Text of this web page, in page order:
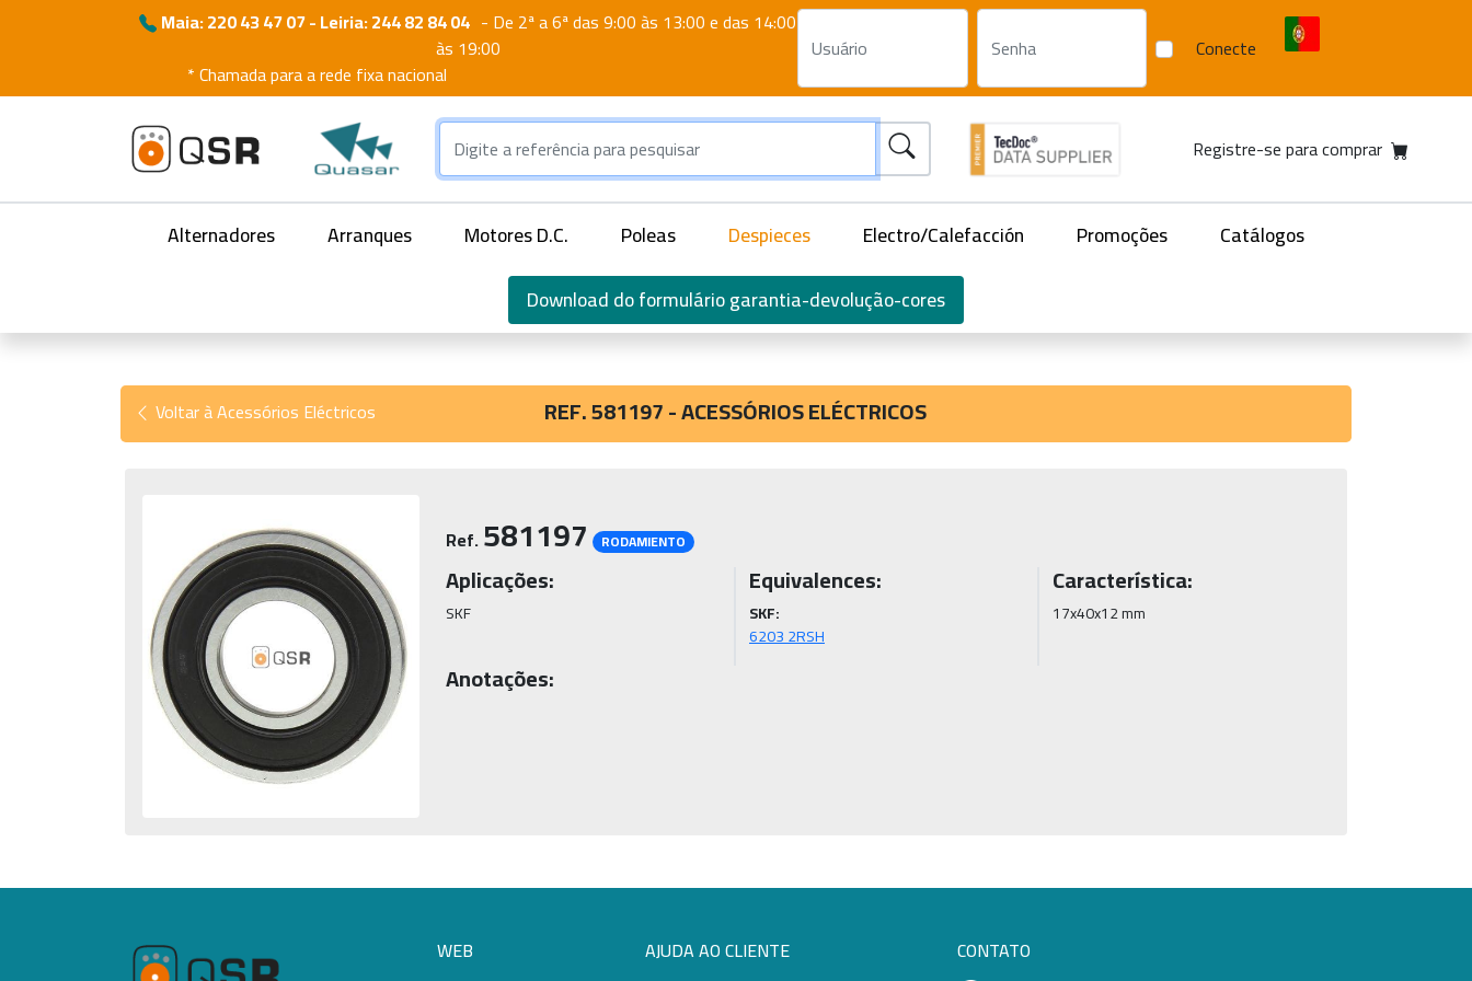
Maia: 220 43 47 07 - Leiria: 244 82 84 04 - De 2ª a 6ª das 9:00 às 13:00 e das 14:00
às 19:00
* Chamada para a rede fixa nacional
Conecte
Registre-se para comprar
Alternadores Arranques Motores D.C. Poleas Despieces Electro/Calefacción Promoções
Catálogos
Download do formulário garantia-devolução-cores
Voltar à Acessórios Eléctricos REF. 581197 - ACESSÓRIOS ELÉCTRICOS
Ref.581197 RODAMIENTO
Aplicações:
SKF
Equivalences:
SKF:
6203 2RSH
Característica:
17x40x12 mm
Anotações:
WEB
AJUDA AO CLIENTE
CONTATO